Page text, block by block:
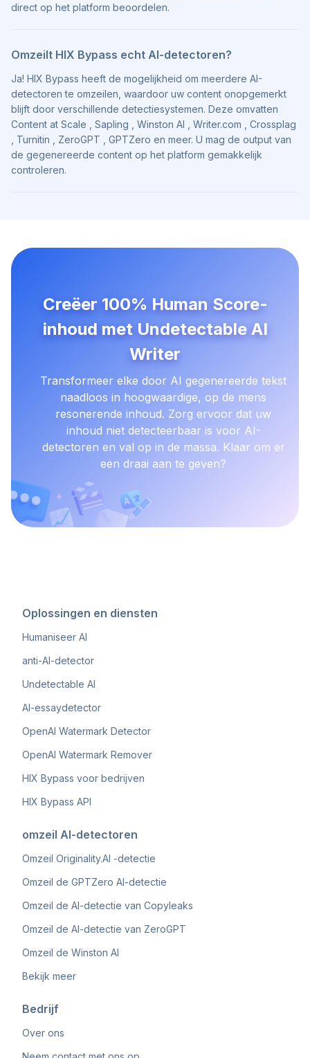
direct op het platform beoordelen.
Omzeilt HIX Bypass echt AI-detectoren?
Ja! HIX Bypass heeft de mogelijkheid om meerdere AI-
detectoren te omzeilen, waardoor uw content onopgemerkt
blijft door verschillende detectiesystemen. Deze omvatten
Content at Scale , Sapling , Winston AI , Writer.com , Crossplag
, Turnitin , ZeroGPT , GPTZero en meer. U mag de output van
de gegenereerde content op het platform gemakkelijk
controleren.
Creëer 100% Human Score-
inhoud met Undetectable AI
Writer
Transformeer elke door AI gegenereerde tekst
naadloos in hoogwaardige, op de mens
resonerende inhoud. Zorg ervoor dat uw
inhoud niet detecteerbaar is voor AI-
detectoren en val op in de massa. Klaar om er
een draai aan te geven?
Oplossingen en diensten
Humaniseer AI
anti-AI-detector
Undetectable AI
AI-essaydetector
OpenAI Watermark Detector
OpenAI Watermark Remover
HIX Bypass voor bedrijven
HIX Bypass API
omzeil AI-detectoren
Omzeil Originality.AI -detectie
Omzeil de GPTZero AI-detectie
Omzeil de AI-detectie van Copyleaks
Omzeil de AI-detectie van ZeroGPT
Omzeil de Winston AI
Bekijk meer
Bedrijf
Over ons